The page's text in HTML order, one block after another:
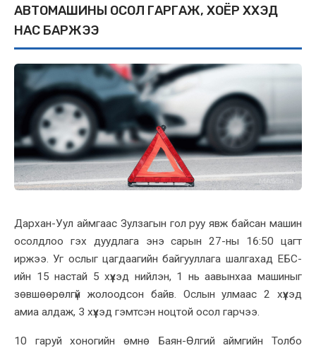
АВТОМАШИНЫ ОСОЛ ГАРГАЖ, ХОЁР ХҮҮХЭД
НАС БАРЖЭЭ
Дархан-Уул аймгаас Зулзагын гол руу явж байсан машин
осолдлоо гэх дуудлага энэ сарын 27-ны 16:50 цагт
иржээ. Уг ослыг цагдаагийн байгууллага шалгахад ЕБС-
ийн 15 настай 5 хүүхэд нийлэн, 1 нь аавынхаа машиныг
зөвшөөрөлгүй жолоодсон байв. Ослын улмаас 2 хүүхэд
амиа алдаж, 3 хүүхэд гэмтсэн ноцтой осол гарчээ.
10 гаруй хоногийн өмнө Баян-Өлгий аймгийн Толбо